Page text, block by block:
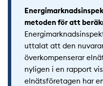
metoden för att
uttalat att den
överkompenserar
nyligen i en rapport
elnätsföretagen har